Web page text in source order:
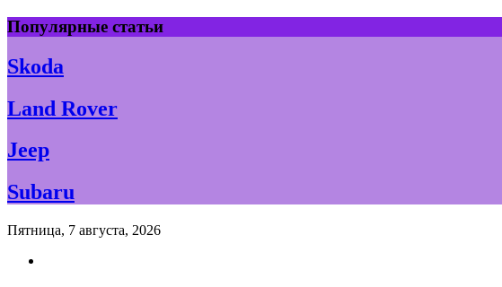
Skip
to
content
Популярные статьи
Skoda
Land Rover
Jeep
Subaru
Пятница, 7 августа, 2026